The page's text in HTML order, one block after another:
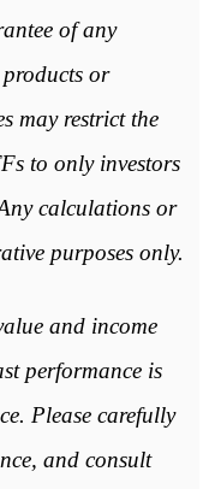
of any
or
may restrict the
to only investors
calculations or
purposes only.
and income
performance is
Please carefully
and consult